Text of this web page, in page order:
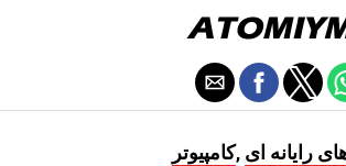
کامپیوتر, رایانه ای